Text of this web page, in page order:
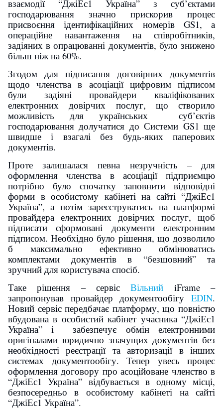
взаємодії “ДжіЕс1 Україна” з суб’єктами
господарювання значно прискорив процес
присвоєння ідентифікаційних номерів GS1, а
операційне навантаження на співробітників,
задіяних в опрацюванні документів, було знижено
більш ніж на 60%.
Згодом для підписання договірних документів
щодо членства в асоціації цифровим підписом
були задіяні провайдери кваліфікованих
електронних довірчих послуг, що створило
можливість для українських суб’єктів
господарювання долучатися до Системи GS1 ще
швидше і взагалі без будь-яких паперових
документів.
Проте залишалася певна незручність – для
оформлення членства в асоціації підприємцю
потрібно було спочатку заповнити відповідні
форми в особистому кабінеті на сайті “ДжіЕс1
Україна”, а потім зареєструватись на платформі
провайдера електронних довірчих послуг, щоб
підписати сформовані документи електронним
підписом. Необхідно було рішення, що дозволило
б максимально ефективно обмінюватись
комплектами документів в “безшовний” та
зручний для користувача спосіб.
Таке рішення – сервісВільний iFrame –
запропонував провайдер документообігу EDIN.
Новий сервіс передбачає платформу, що повністю
вбудована в особистий кабінет учасника “ДжіЕс1
Україна” і забезпечує обмін електронними
оригіналами юридично значущих документів без
необхідності реєстрації та авторизації в інших
системах документообігу. Тепер увесь процес
оформлення договору про асоційоване членство в
“ДжіЕс1 Україна” відбувається в одному місці,
безпосередньо в особистому кабінеті на сайті
“ДжіЕс1 Україна”.